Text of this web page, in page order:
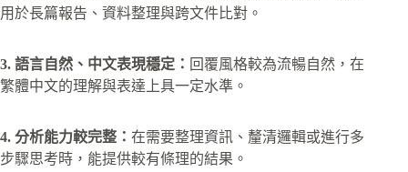
用於長篇報告、資料整理與跨文件比對。
3. 語言自然、中文表現穩定： 回覆風格較為流暢自然，在
繁體中文的理解與表達上具一定水準。
4. 分析能力較完整： 在需要整理資訊、釐清邏輯或進行多
步驟思考時，能提供較有條理的結果。